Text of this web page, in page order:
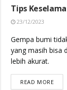
Tips
23/12/2023
Gempa bumi
yang masih bisa
lebih akurat.
READ MORE